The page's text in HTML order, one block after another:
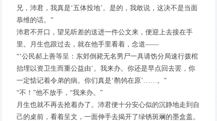
兄，沛君，我真是‘五体投地’。是的，我敢说，这决不是当面
恭维的话。”
沛君不开口，望见听差的送进一件公文来，便迎上去接在手
里。月生也跟过去，就在他手里看着，念道——
“‘公民郝上善等呈：东郊倒毙无名男尸一具请饬分局速行拨棺
抬埋以资卫生而重公益由’。我来办。你还是早点回去罢，你
一定惦记着令弟的病。你们真是‘鹡鸰在原’……。”
“不！”他不放手，“我来办。”
月生也就不再去抢着办了。沛君便十分安心似的沉静地走到自
己的桌前，看着呈文，一面伸手去揭开了绿锈斑斓的墨盒盖。